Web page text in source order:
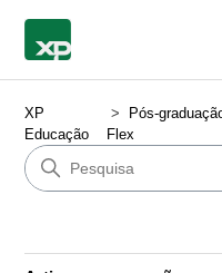
XP
Educação
Pós-
Flex